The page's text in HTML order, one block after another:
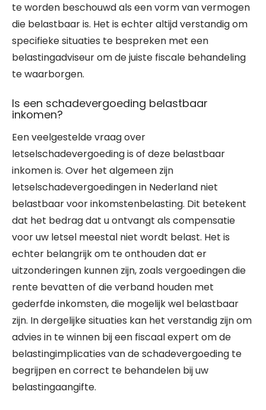
te worden beschouwd als een vorm van vermogen
die belastbaar is. Het is echter altijd verstandig om
specifieke situaties te bespreken met een
belastingadviseur om de juiste fiscale behandeling
te waarborgen.
Is een schadevergoeding belastbaar
inkomen?
Een veelgestelde vraag over
letselschadevergoeding is of deze belastbaar
inkomen is. Over het algemeen zijn
letselschadevergoedingen in Nederland niet
belastbaar voor inkomstenbelasting. Dit betekent
dat het bedrag dat u ontvangt als compensatie
voor uw letsel meestal niet wordt belast. Het is
echter belangrijk om te onthouden dat er
uitzonderingen kunnen zijn, zoals vergoedingen die
rente bevatten of die verband houden met
gederfde inkomsten, die mogelijk wel belastbaar
zijn. In dergelijke situaties kan het verstandig zijn om
advies in te winnen bij een fiscaal expert om de
belastingimplicaties van de schadevergoeding te
begrijpen en correct te behandelen bij uw
belastingaangifte.